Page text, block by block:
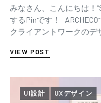
みなさん、こんにちは！
するPinです！ ARCHECO
クライアントワークのデ
VIEW POST
UI設計 UXデザイン